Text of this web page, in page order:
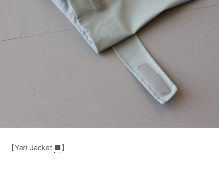
【Yari Jacket ■】